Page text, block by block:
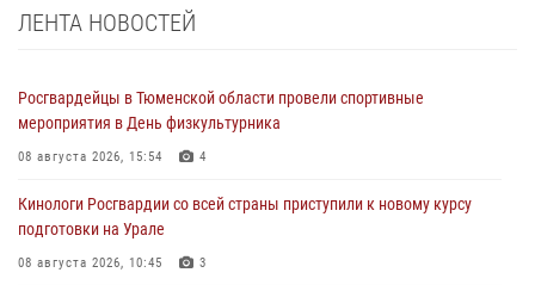
ЛЕНТА НОВОСТЕЙ
Росгвардейцы в Тюменской области провели спортивные
мероприятия в День физкультурника
08 августа 2026, 15:54 4
Кинологи Росгвардии со всей страны приступили к новому курсу
подготовки на Урале
08 августа 2026, 10:45 3